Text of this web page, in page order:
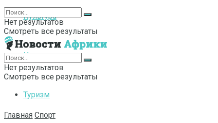
Культура
Интернет
Туризм
Нет результатов
Смотреть все результаты
Нет результатов
Смотреть все результаты
Главная Спорт